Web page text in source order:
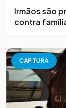
Irmãos são
contra
CAPTURA